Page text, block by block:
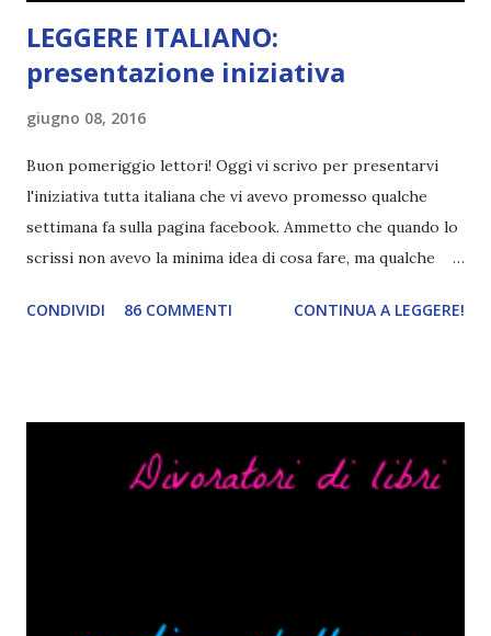
LEGGERE ITALIANO:
presentazione iniziativa
giugno 08, 2016
Buon pomeriggio lettori! Oggi vi scrivo per presentarvi
l'iniziativa tutta italiana che vi avevo promesso qualche
settimana fa sulla pagina facebook. Ammetto che quando lo
scrissi non avevo la minima idea di cosa fare, ma qualche
href="http://divoratoridilibri.blogspot.com/2016/06/legg
sarà piuttosto difficile (per me). Siccome è tipo la terza
agli autori italiani, sia pubblicati da editori sia
CONDIVIDI 86 COMMENTI CONTINUA A LEGGERE!